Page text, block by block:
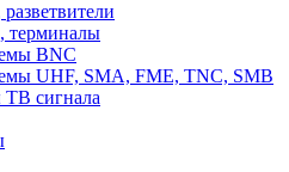
терминалы
BNC
UHF, SMA, FME, TNC, SMB
ТВ сигнала